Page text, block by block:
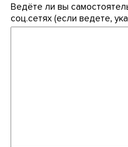
Ведёте ли вы
соц.сетях (если ведете,